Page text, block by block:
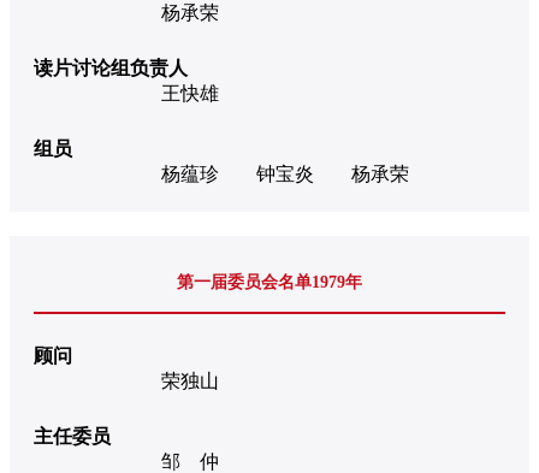
杨承荣
读片讨论组负责人
王快雄
组员
杨蕴珍
钟宝炎 杨承荣
第一届委员会名单1979年
顾问
荣独山
主任委员
邹 仲